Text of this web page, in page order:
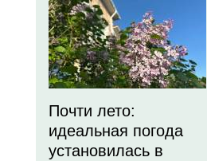
Почти лето:
идеальная погода
установилась в